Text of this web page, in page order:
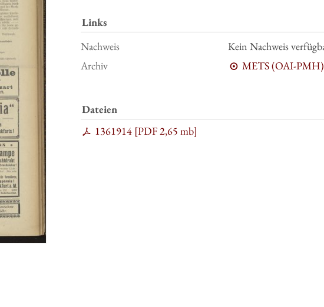
Links
Nachweis
Kein Nachweis
Archiv
METS (OAI-PMH)
Dateien
1361914 [PDF2,65 mb]